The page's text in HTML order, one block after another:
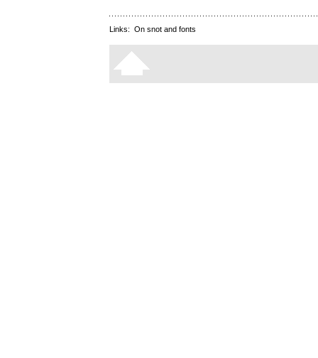
Links: On snot and fonts